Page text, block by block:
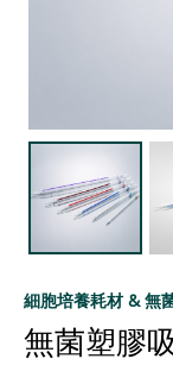
細胞培養耗材 & 無
無菌塑膠